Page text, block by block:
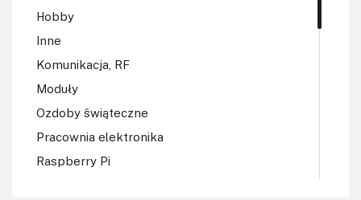
Hobby
Inne
Komunikacja, RF
Moduły
Ozdoby świąteczne
Pracownia elektronika
Raspberry Pi